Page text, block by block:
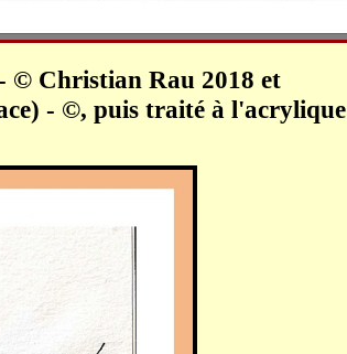
©Christian Rau 2018 et
- ©, puis traité à l'acrylique